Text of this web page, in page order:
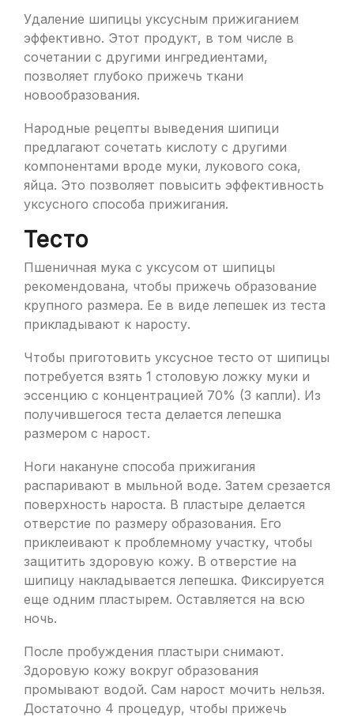
Удаление шипицы уксусным прижиганием
эффективно. Этот продукт, в том числе в
сочетании с другими ингредиентами,
позволяет глубоко прижечь ткани
новообразования.
Народные рецепты выведения шипици
предлагают сочетать кислоту с другими
компонентами вроде муки, лукового сока,
яйца. Это позволяет повысить эффективность
уксусного способа прижигания.
Тесто
Пшеничная мука с уксусом от шипицы
рекомендована, чтобы прижечь образование
крупного размера. Ее в виде лепешек из теста
прикладывают к наросту.
Чтобы приготовить уксусное тесто от шипицы
потребуется взять 1 столовую ложку муки и
эссенцию с концентрацией 70% (3 капли). Из
получившегося теста делается лепешка
размером с нарост.
Ноги накануне способа прижигания
распаривают в мыльной воде. Затем срезается
поверхность нароста. В пластыре делается
отверстие по размеру образования. Его
приклеивают к проблемному участку, чтобы
защитить здоровую кожу. В отверстие на
шипицу накладывается лепешка. Фиксируется
еще одним пластырем. Оставляется на всю
ночь.
После пробуждения пластыри снимают.
Здоровую кожу вокруг образования
промывают водой. Сам нарост мочить нельзя.
Достаточно 4 процедур, чтобы прижечь